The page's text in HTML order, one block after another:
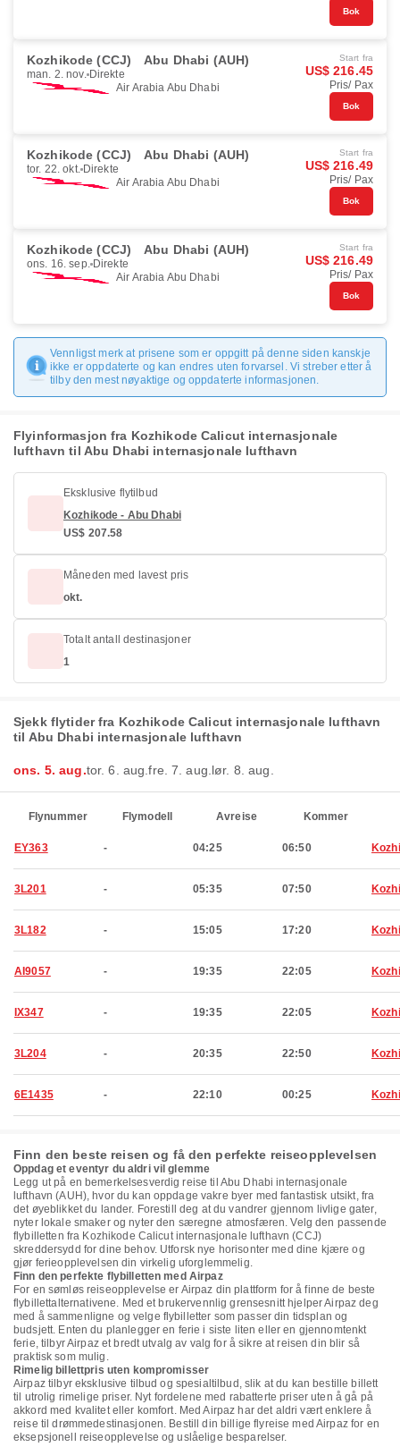
Bok
Kozhikode (CCJ) Abu Dhabi (AUH)
man. 2. nov. Direkte
Air Arabia Abu Dhabi
Start fra
US$ 216.45
Pris/ Pax
Bok
Kozhikode (CCJ) Abu Dhabi (AUH)
tor. 22. okt. Direkte
Air Arabia Abu Dhabi
Start fra
US$ 216.49
Pris/ Pax
Bok
Kozhikode (CCJ) Abu Dhabi (AUH)
ons. 16. sep. Direkte
Air Arabia Abu Dhabi
Start fra
US$ 216.49
Pris/ Pax
Bok
Vennligst merk at prisene som er oppgitt på denne siden kanskje
ikke er oppdaterte og kan endres uten forvarsel. Vi streber etter å
tilby den mest nøyaktige og oppdaterte informasjonen.
Flyinformasjon fra Kozhikode Calicut internasjonale
lufthavn til Abu Dhabi internasjonale lufthavn
Eksklusive flytilbud
Kozhikode - Abu Dhabi
US$ 207.58
Måneden med lavest pris
okt.
Totalt antall destinasjoner
1
Sjekk flytider fra Kozhikode Calicut internasjonale lufthavn
til Abu Dhabi internasjonale lufthavn
ons. 5. aug.tor. 6. aug.fre. 7. aug. lør. 8. aug.
Flynummer Flymodell Avreise Kommer
EY363 - 04:25 06:50
3L201 - 05:35 07:50
3L182 - 15:05 17:20
AI9057 - 19:35 22:05
IX347 - 19:35 22:05
3L204 - 20:35 22:50
6E1435 - 22:10 00:25
Finn den beste reisen og få den perfekte reiseopplevelsen
Oppdag et eventyr du aldri vil glemme
Legg ut på en bemerkelsesverdig reise til Abu Dhabi internasjonale
lufthavn (AUH), hvor du kan oppdage vakre byer med fantastisk utsikt, fra
det øyeblikket du lander. Forestill deg at du vandrer gjennom livlige gater,
nyter lokale smaker og nyter den særegne atmosfæren. Velg den passende
flybilletten fra Kozhikode Calicut internasjonale lufthavn (CCJ)
skreddersydd for dine behov. Utforsk nye horisonter med dine kjære og
gjør ferieopplevelsen din virkelig uforglemmelig.
Finn den perfekte flybilletten med Airpaz
For en sømløs reiseopplevelse er Airpaz din plattform for å finne de beste
flybillettalternativene. Med et brukervennlig grensesnitt hjelper Airpaz deg
med å sammenligne og velge flybilletter som passer din tidsplan og
budsjett. Enten du planlegger en ferie i siste liten eller en gjennomtenkt
ferie, tilbyr Airpaz et bredt utvalg av valg for å sikre at reisen din blir så
praktisk som mulig.
Rimelig billettpris uten kompromisser
Airpaz tilbyr eksklusive tilbud og spesialtilbud, slik at du kan bestille billett
til utrolig rimelige priser. Nyt fordelene med rabatterte priser uten å gå på
akkord med kvalitet eller komfort. Med Airpaz har det aldri vært enklere å
reise til drømmedestinasjonen. Bestill din billige flyreise med Airpaz for en
eksepsjonell reiseopplevelse og uslåelige besparelser.